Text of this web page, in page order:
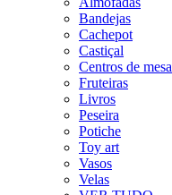
Bandejas
Cachepot
Castiçal
Centros de mesa
Fruteiras
Livros
Peseira
Potiche
Toy art
Vasos
Velas